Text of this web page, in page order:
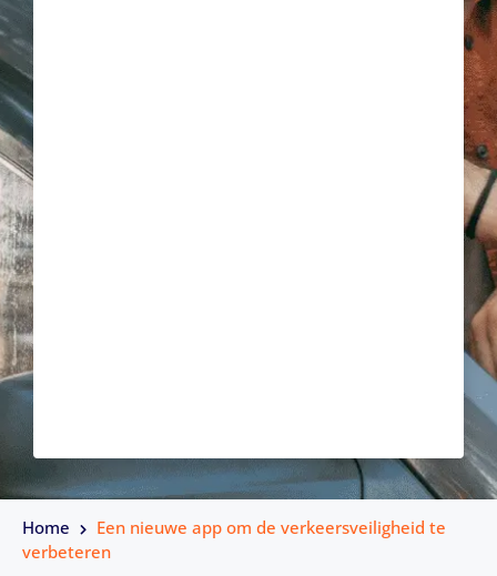
Home
Een nieuwe app om de verkeersveiligheid te
verbeteren